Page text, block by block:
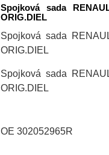
Spojková sada
ORIG.DIEL
Spojková sada
ORIG.DIEL
Spojková sada
ORIG.DIEL
OE 302052965R